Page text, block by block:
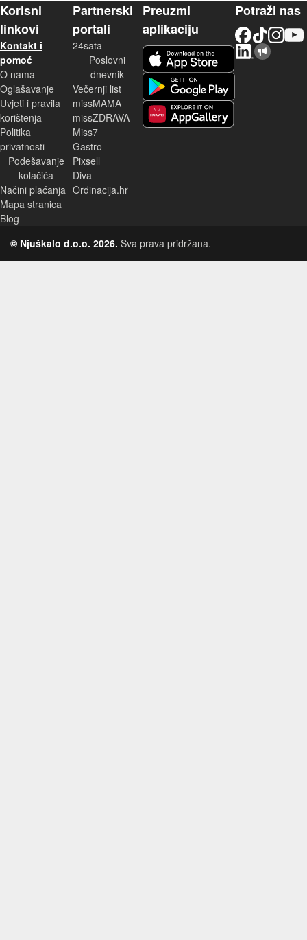
Korisni
linkovi
Kontakt i
pomoć
O nama
Oglašavanje
Uvjeti i pravila
korištenja
Politika
privatnosti
Podešavanje
kolačića
Načini plaćanja
Mapa stranica
Blog
Partnerski
portali
24sata
Poslovni
dnevnik
Večernji list
missMAMA
missZDRAVA
Miss7
Gastro
Pixsell
Diva
Ordinacija.hr
Preuzmi
aplikaciju
Potraži nas
© Njuškalo d.o.o. 2026. Sva prava pridržana.